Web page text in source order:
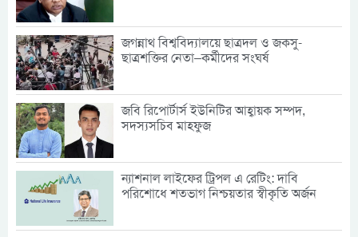
জগন্নাথ বিশ্ববিদ্যালয়ে ছাত্রদল ও জকসু-
ছাত্রশক্তির নেতা–কর্মীদের সংঘর্ষ
জবি রিপোর্টার্স ইউনিটির আহ্বায়ক সম্পদ,
সদস্যসচিব মাহফুজ
ন্যাশনাল লাইফের ট্রিপল এ রেটিং: দাবি
পরিশোধে শতভাগ নিশ্চয়তার স্বীকৃতি অর্জন